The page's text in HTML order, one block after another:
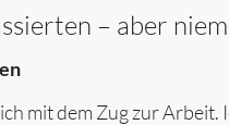
– aber
mit dem Zug zur